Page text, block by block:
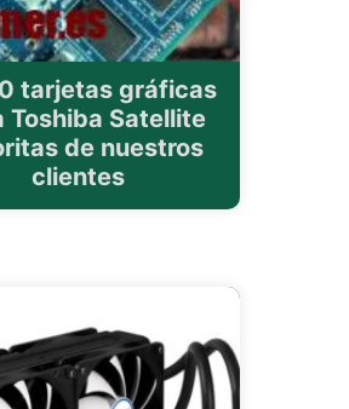
tarjetas gráficas
Toshiba Satellite
de nuestros
clientes